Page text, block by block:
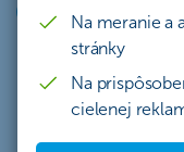
Na meranie a
stránky
Na
cielenej
974 01
tel:02
e-mail: